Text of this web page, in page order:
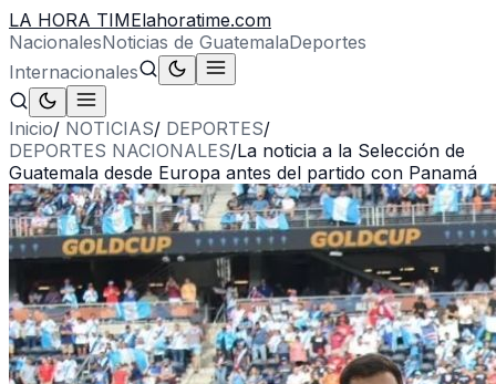
LA HORA TIMElahoratime.com
NacionalesNoticias de GuatemalaDeportes
Internacionales
Inicio/ NOTICIAS/ DEPORTES/
DEPORTES NACIONALES/La noticia a la Selección de
Guatemala desde Europa antes del partido con Panamá